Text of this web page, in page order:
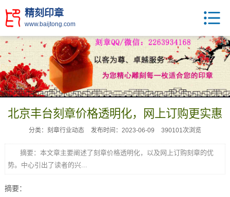
精刻印章
www.baijtong.com
北京丰台刻章价格透明化，网上订购更实惠
分类：刻章行业动态 发布时间：2023-06-09 390101次浏览
摘要：本文章主要阐述了刻章价格透明化，以及网上订购刻章的优
势。中心引出了读者的兴...
摘要：